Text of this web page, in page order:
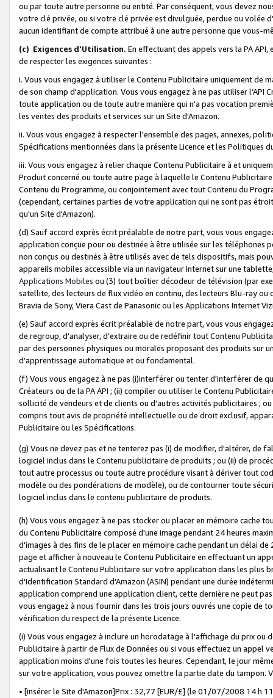
ou par toute autre personne ou entité. Par conséquent, vous devez
votre clé privée, ou si votre clé privée est divulguée, perdue ou volée
aucun identifiant de compte attribué à une autre personne que vous-
(c) Exigences d'Utilisation. En effectuant des appels vers la PA
de respecter les exigences suivantes :
i. Vous vous engagez à utiliser le Contenu Publicitaire uniquement de
de son champ d'application. Vous vous engagez à ne pas utiliser l’API
toute application ou de toute autre manière qui n'a pas vocation
les ventes des produits et services sur un Site d'Amazon.
ii. Vous vous engagez à respecter l'ensemble des pages, annexes,
Spécifications mentionnées dans la présente Licence et les Politiques
iii. Vous vous engagez à relier chaque Contenu Publicitaire à et
Produit concerné ou toute autre page à laquelle le Contenu
Contenu du Programme, ou conjointement avec tout Contenu du
(cependant, certaines parties de votre application qui ne sont pas
qu'un Site d'Amazon).
(d) Sauf accord exprès écrit préalable de notre part, vous vous
application conçue pour ou destinée à être utilisée sur les téléphones
non conçus ou destinés à être utilisés avec de tels dispositifs, mais
appareils mobiles accessible via un navigateur Internet sur une
Applications Mobiles ou (3) tout boîtier décodeur de télévision (par
satellite, des lecteurs de flux vidéo en continu, des lecteurs Blu-ray
Bravia de Sony, Viera Cast de Panasonic ou les Applications Internet
(e) Sauf accord exprès écrit préalable de notre part, vous vous
de regroup, d'analyser, d'extraire ou de redéfinir tout Contenu
par des personnes physiques ou morales proposant des produits sur
d’apprentissage automatique et ou fondamental.
(f) Vous vous engagez à ne pas (i)interférer ou tenter d'interférer de
Créateurs ou de la PA API ; (ii) compiler ou utiliser le Contenu
sollicité de vendeurs et de clients ou d'autres activités publicitaires ;
compris tout avis de propriété intellectuelle ou de droit exclusif,
Publicitaire ou les Spécifications.
(g) Vous ne devez pas et ne tenterez pas (i) de modifier, d'altérer, de
logiciel inclus dans le Contenu publicitaire de produits ; ou (ii) de
tout autre processus ou toute autre procédure visant à dériver tout
modèle ou des pondérations de modèle), ou de contourner toute
logiciel inclus dans le contenu publicitaire de produits.
(h) Vous vous engagez à ne pas stocker ou placer en mémoire cache
du Contenu Publicitaire composé d'une image pendant 24 heures
d'images à des fins de le placer en mémoire cache pendant un délai
page et afficher à nouveau le Contenu Publicitaire en effectuant un
actualisant le Contenu Publicitaire sur votre application dans les plus
d'Identification Standard d'Amazon (ASIN) pendant une durée
application comprend une application client, cette dernière ne peut
vous engagez à nous fournir dans les trois jours ouvrés une copie de
vérification du respect de la présente Licence.
(i) Vous vous engagez à inclure un horodatage à l'affichage du prix
Publicitaire à partir de Flux de Données ou si vous effectuez un appel
application moins d'une fois toutes les heures. Cependant, le jour
sur votre application, vous pouvez omettre la partie date du tampon.
• [insérer le Site d'Amazon]Prix : 32,77 [EUR/£] (le 01/07/2008 14 h